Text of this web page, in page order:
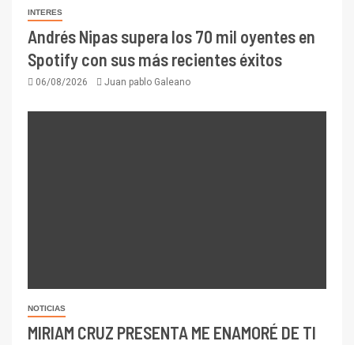
INTERES
Andrés Nipas supera los 70 mil oyentes en
Spotify con sus más recientes éxitos
06/08/2026 Juan pablo Galeano
NOTICIAS
MIRIAM CRUZ PRESENTA ME ENAMORÉ DE TI